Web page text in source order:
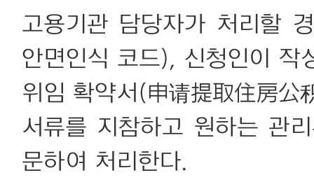
고용기관 담당자가 처리할
안면인식 코드), 신청인이 작
위임 확약서(申请提取住房
서류를 지참하고 원하는 관
문하여 처리한다.